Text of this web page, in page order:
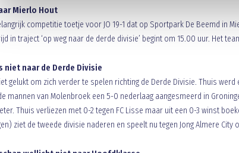
Mierlo Hout
competitie toetje voor JO 19-1 dat op Sportpark De Beemd in
in traject ‘op weg naar de derde divisie’ begint om 15.00 uur. Het
niet naar de Derde Divisie
gelukt om zich verder te spelen richting de Derde Divisie. Thuis
mannen van Molenbroek een 5-0 nederlaag aangesmeerd in
Thuis verliezen met 0-2 tegen FC Lisse maar uit een 0-3 winst
ziet de tweede divisie naderen en speelt nu tegen Jong Almere City